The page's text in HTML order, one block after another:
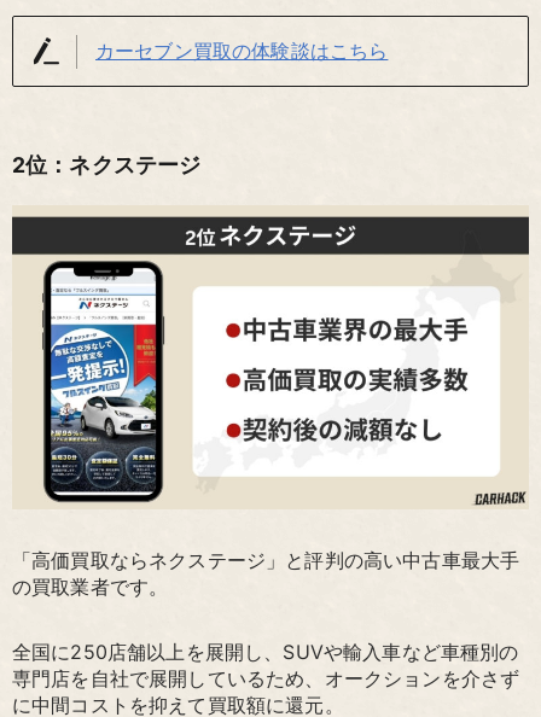
カーセブン買取の体験談はこちら
2位：ネクステージ
「高価買取ならネクステージ」と評判の高い中古車最大手
の買取業者です。
全国に250店舗以上を展開し、SUVや輸入車など車種別の
専門店を自社で展開しているため、オークションを介さず
に中間コストを抑えて買取額に還元。